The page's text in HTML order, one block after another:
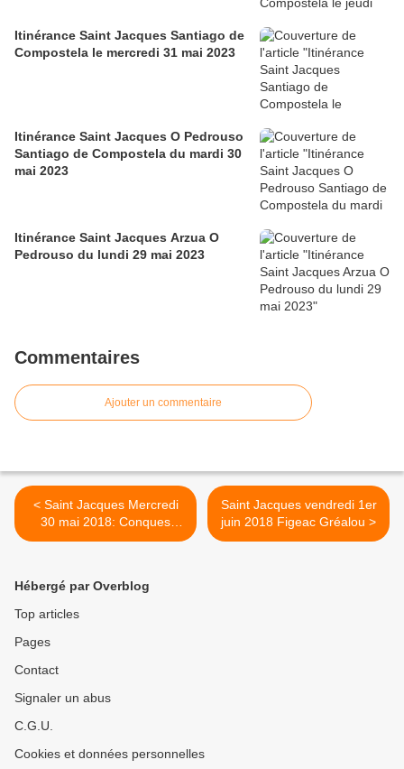
Itinérance Saint Jacques Santiago de
Compostela le mercredi 31 mai 2023
Itinérance Saint Jacques O Pedrouso
Santiago de Compostela du mardi 30
mai 2023
Itinérance Saint Jacques Arzua O
Pedrouso du lundi 29 mai 2023
Commentaires
Ajouter un commentaire
< Saint Jacques Mercredi
30 mai 2018: Conques
Decazeville
Saint Jacques vendredi 1er
juin 2018 Figeac Gréalou >
Hébergé par Overblog
Top articles
Pages
Contact
Signaler un abus
C.G.U.
Cookies et données personnelles